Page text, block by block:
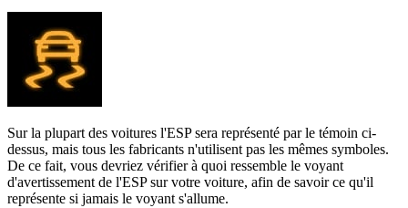
Sur la plupart des voitures l'ESP sera représenté par le témoin ci-
dessus, mais tous les fabricants n'utilisent pas les mêmes symboles.
De ce fait, vous devriez vérifier à quoi ressemble le voyant
d'avertissement de l'ESP sur votre voiture, afin de savoir ce qu'il
représente si jamais le voyant s'allume.